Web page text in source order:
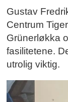
Gustav
Centrum
Grünerløkka
fasilitetene.
utrolig viktig.